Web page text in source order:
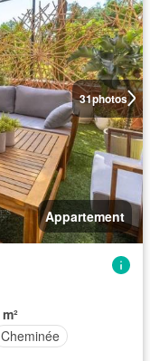
31photos
Appartement
Cheminée